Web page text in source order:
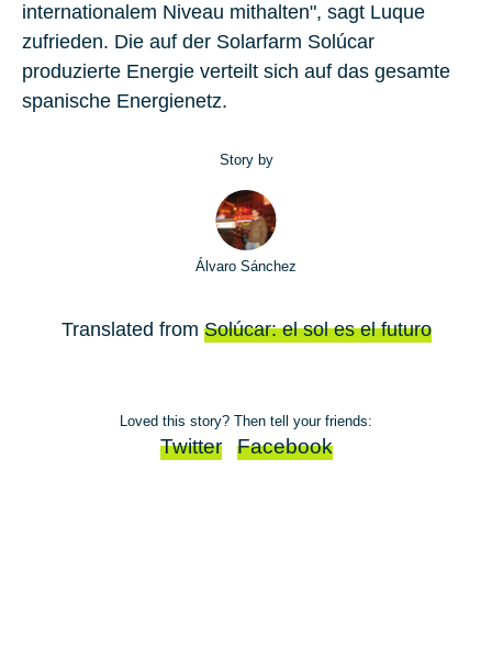
internationalem Niveau mithalten", sagt Luque
zufrieden. Die auf der Solarfarm Solúcar
produzierte Energie verteilt sich auf das gesamte
spanische Energienetz.
Story by
Álvaro Sánchez
Translated from Solúcar: el sol es el futuro
Loved this story? Then tell your friends:
Twitter Facebook